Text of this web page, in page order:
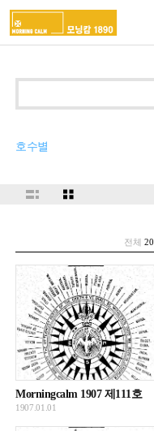
호수별
전체 20
Morningcalm 1907 제111호
1907.01.01